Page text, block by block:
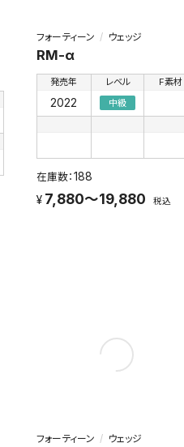
フォーティーン ウェッジ
RM-α
発売年
2022
レベル
中級
F素材
188
7,880～19,880 税込
フォーティーン ウェッジ